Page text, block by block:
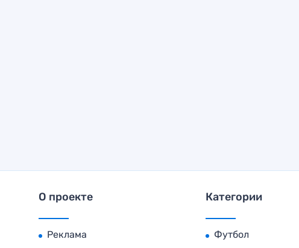
О проекте
Реклама
Категории
Футбол